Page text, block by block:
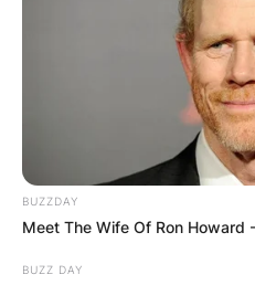
BUZZDAY
Meet The Wife Of Ron Howard
BUZZ DAY